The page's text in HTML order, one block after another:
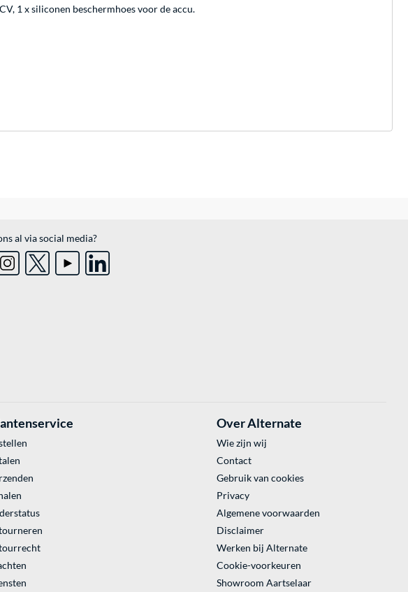
1 x siliconen beschermhoes voor de accu.
al via social media?
Over Alternate
Wie zijn wij
Contact
Gebruik van cookies
Privacy
Algemene voorwaarden
Disclaimer
Werken bij Alternate
Cookie-voorkeuren
Showroom Aartselaar